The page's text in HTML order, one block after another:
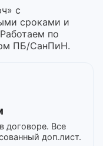
с
сроками и
по
ПБ/СанПиН.
договоре. Все
доп.лист.